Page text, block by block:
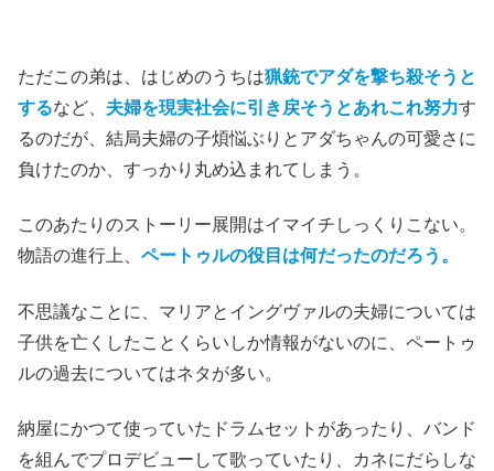
ただこの弟は、はじめのうちは猟銃でアダを撃ち殺そうと
するなど、 夫婦を現実社会に引き戻そうとあれこれ努力す
るのだが、結局夫婦の子煩悩ぶりとアダちゃんの可愛さに
負けたのか、すっかり丸め込まれてしまう。
このあたりのストーリー展開はイマイチしっくりこない。
物語の進行上、 ペートゥルの役目は何だったのだろう。
不思議なことに、マリアとイングヴァルの夫婦については
子供を亡くしたことくらいしか情報がないのに、ペートゥ
ルの過去についてはネタが多い。
納屋にかつて使っていたドラムセットがあったり、バンド
を組んでプロデビューして歌っていたり、カネにだらしな